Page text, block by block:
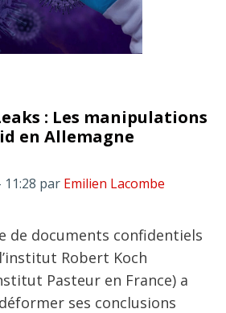
: Les manipulations
en Allemagne
par Emilien Lacombe
de documents confidentiels
Robert Koch
Pasteur en France) a
ses conclusions